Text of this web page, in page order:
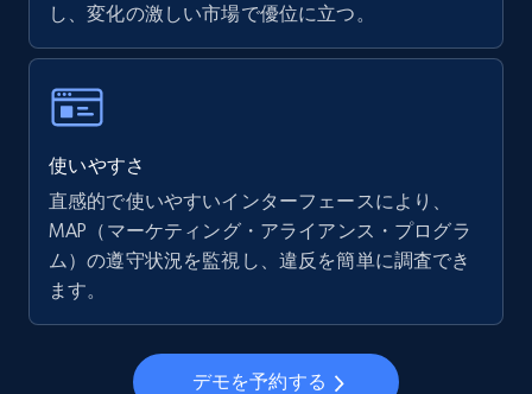
し、変化の激しい市場で優位に立つ。
使いやすさ
直感的で使いやすいインターフェースにより、
MAP（マーケティング・アライアンス・プログラ
ム）の遵守状況を監視し、違反を簡単に調査でき
ます。
デモを予約する